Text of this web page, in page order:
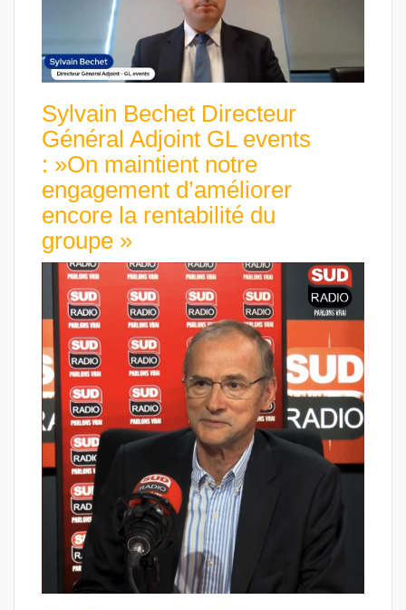
Sylvain Bechet Directeur
Général Adjoint GL events
: »On maintient notre
engagement d’améliorer
encore la rentabilité du
groupe »